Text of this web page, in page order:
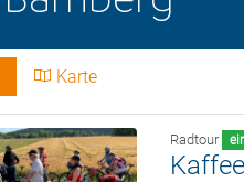
Karte
Radtour